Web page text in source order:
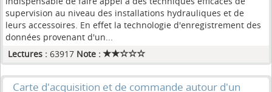
supervision au niveau des installations hydrauliques et de
leurs accessoires. En effet la technologie d'enregistrement des
données provenant d'un...
Lectures : 63917 Note :
Carte d'acquisition et de commande autour d'un